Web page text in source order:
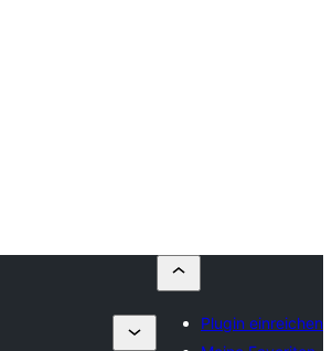
Plugin einreichen